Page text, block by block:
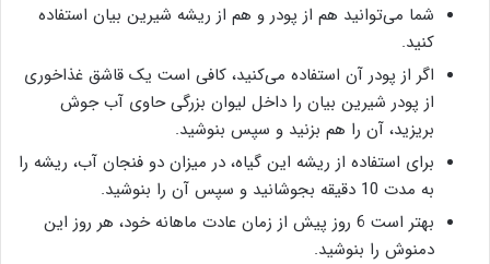
شما می‌توانید هم از پودر و هم از ریشه شیرین بیان استفاده
کنید.
اگر از پودر آن استفاده می‌کنید، کافی است یک قاشق غذاخوری
از پودر شیرین بیان را داخل لیوان بزرگی حاوی آب جوش
بریزید، آن را هم بزنید و سپس بنوشید.
برای استفاده از ریشه این گیاه، در میزان دو فنجان آب، ریشه را
به مدت 10 دقیقه بجوشانید و سپس آن را بنوشید.
بهتر است 6 روز پیش از زمان عادت ماهانه خود، هر روز این
دمنوش را بنوشید.